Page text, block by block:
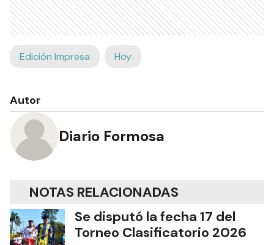
Edición Impresa Hoy
Autor
Diario Formosa
NOTAS RELACIONADAS
Se disputó la fecha 17 del
Torneo Clasificatorio 2026